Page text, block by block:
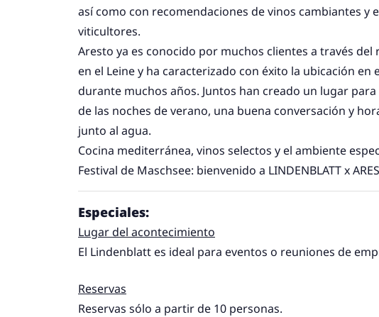
así como con recomendaciones de vinos cambiantes y
viticultores.
Aresto ya es conocido por muchos clientes a través del
en el Leine y ha caracterizado con éxito la ubicación en
durante muchos años. Juntos han creado un lugar
de las noches de verano, una buena conversación y
junto al agua.
Cocina mediterránea, vinos selectos y el ambiente
Festival de Maschsee: bienvenido a LINDENBLATT x
Especiales:
Lugar del acontecimiento
El Lindenblatt es ideal para eventos o reuniones de
Reservas
Reservas sólo a partir de 10 personas.